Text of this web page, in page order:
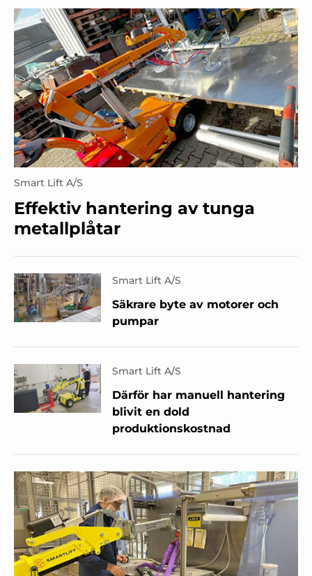
Smart Lift A/S
Effektiv hantering av tunga
metallplåtar
Smart Lift A/S
Säkrare byte av motorer och
pumpar
Smart Lift A/S
Därför har manuell hantering
blivit en dold
produktionskostnad